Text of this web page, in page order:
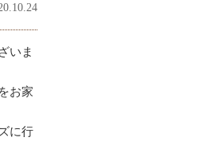
いま
お家
に行